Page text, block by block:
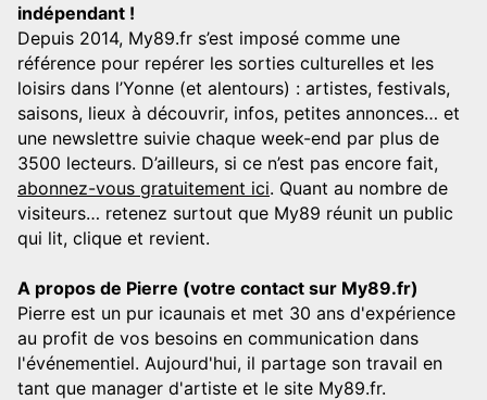
indépendant !
Depuis 2014, My89.fr s’est imposé comme une
référence pour repérer les sorties culturelles et les
loisirs dans l’Yonne (et alentours) : artistes, festivals,
saisons, lieux à découvrir, infos, petites annonces… et
une newslettre suivie chaque week-end par plus de
3500 lecteurs. D’ailleurs, si ce n’est pas encore fait,
abonnez-vous gratuitement ici. Quant au nombre de
visiteurs… retenez surtout que My89 réunit un public
qui lit, clique et revient.
A propos de Pierre (votre contact sur My89.fr)
Pierre est un pur icaunais et met 30 ans d'expérience
au profit de vos besoins en communication dans
l'événementiel. Aujourd'hui, il partage son travail en
tant que manager d'artiste et le site My89.fr.